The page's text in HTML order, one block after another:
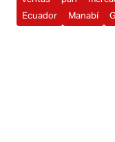
Ecuador
Manabí